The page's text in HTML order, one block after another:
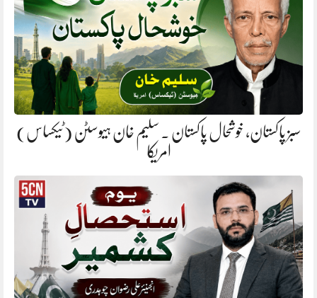
سبز پاکستان، خوشحال پاکستان . سلیم خان ہیوسٹن (ٹیکساس)
امریکا